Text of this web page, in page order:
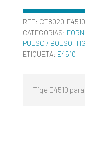
REF: CT8020-E4510
CATEGORIAS:
PULSO / BOLSO,
ETIQUETA: E4510
Tige E4510 para